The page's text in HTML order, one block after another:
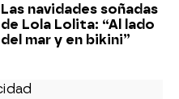
Las navidades soñadas
de Lola Lolita: “Al lado
del mar y en bikini”